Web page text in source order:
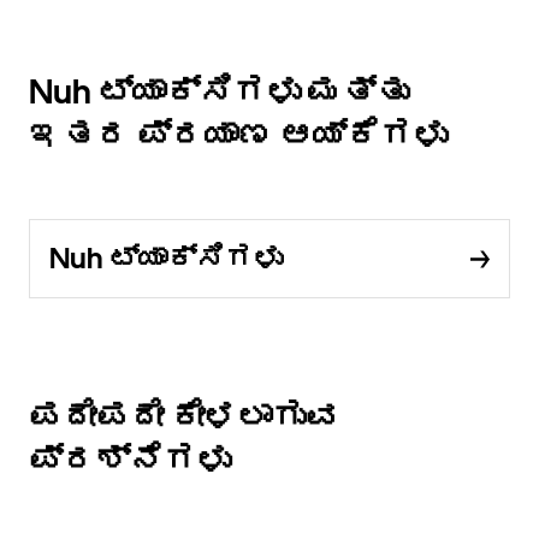
Nuh ಟ್ಯಾಕ್ಸಿಗಳು ಮತ್ತು
ಇತರ ಪ್ರಯಾಣ ಆಯ್ಕೆಗಳು
Nuh ಟ್ಯಾಕ್ಸಿಗಳು
ಪದೇಪದೇ ಕೇಳಲಾಗುವ
ಪ್ರಶ್ನೆಗಳು